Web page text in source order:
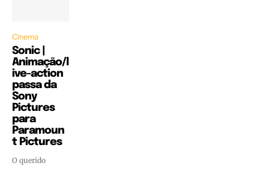
Cinema
Sonic |
Animação/l
ive-action
passa da
Sony
Pictures
para
Paramoun
t Pictures
O querido